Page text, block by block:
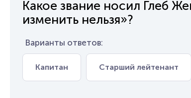
Какое звание носил Глеб
изменить нельзя»?
Варианты ответов:
Капитан Старший лейтенант